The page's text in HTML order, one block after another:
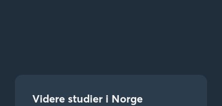
Videre studier i Norge